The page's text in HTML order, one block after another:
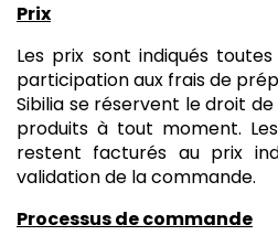
Prix
Les prix sont indiqués
participation aux frais de
Sibilia se réservent le droit
produits à tout moment.
restent facturés au prix
validation de la commande.
Processus de commande